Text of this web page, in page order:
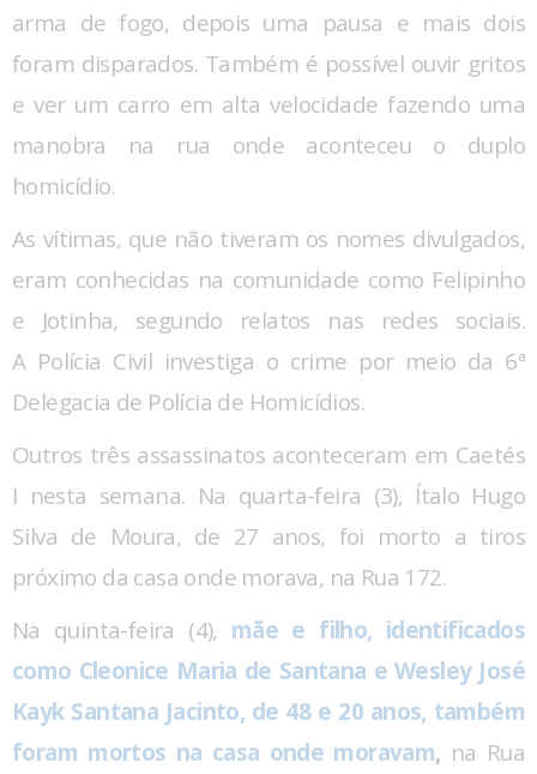
arma de fogo, depois uma pausa e mais dois
foram disparados. Também é possível ouvir gritos
e ver um carro em alta velocidade fazendo uma
manobra na rua onde aconteceu o duplo
homicídio.
As vítimas, que não tiveram os nomes divulgados,
eram conhecidas na comunidade como Felipinho
e Jotinha, segundo relatos nas redes sociais.
A Polícia Civil investiga o crime por meio da 6ª
Delegacia de Polícia de Homicídios.
Outros três assassinatos aconteceram em Caetés
I nesta semana. Na quarta-feira (3), Ítalo Hugo
Silva de Moura, de 27 anos, foi morto a tiros
próximo da casa onde morava, na Rua 172.
Na quinta-feira (4), mãe e filho, identificados
como Cleonice Maria de Santana e Wesley José
Kayk Santana Jacinto, de 48 e 20 anos, também
foram mortos na casa onde moravam, na Rua